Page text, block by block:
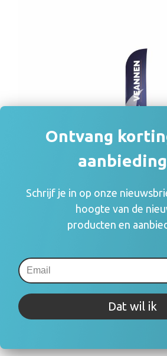
€ 160,88
Ontvang
Schrijf je in op onze
hoogte van de
producten en
Dat wil ik